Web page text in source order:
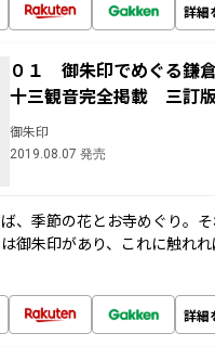
詳細
０１ 御朱印でめぐる鎌
十三観音完全掲載 三訂
御朱印
2019.08.07 発売
、季節の花とお寺めぐり。
御朱印があり、これに触れ
詳細